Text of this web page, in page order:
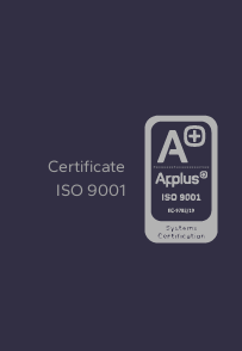
Certificate
ISO 9001